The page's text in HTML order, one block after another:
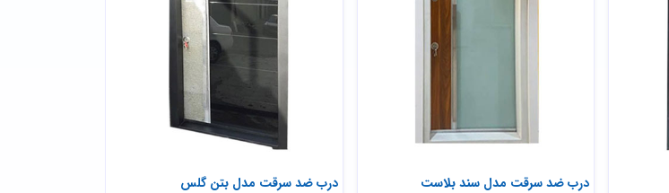
درب ضد سرقت مدل بتن گلس درب ضد سرقت مدل سند بلاست